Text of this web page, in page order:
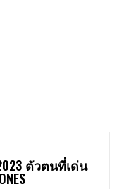
ตัวตนที่เด่น